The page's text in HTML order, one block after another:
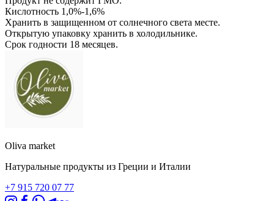
Кислотность 1,0%-1,6%
Хранить в защищенном от солнечного света месте.
Открытую упаковку хранить в холодильнике.
Срок годности 18 месяцев.
Oliva market
Натуральные продукты из Греции и Италии
+7 915 720 07 77